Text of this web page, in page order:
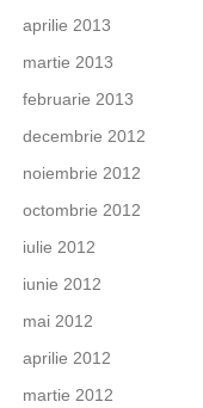
aprilie 2013
martie 2013
februarie 2013
decembrie 2012
noiembrie 2012
octombrie 2012
iulie 2012
iunie 2012
mai 2012
aprilie 2012
martie 2012